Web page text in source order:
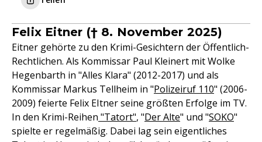
Felix Eitner († 8. November 2025)
Eitner gehörte zu den Krimi-Gesichtern der Öffentlich-
Rechtlichen. Als Kommissar Paul Kleinert mit Wolke
Hegenbarth in "Alles Klara" (2012-2017) und als
Kommissar Markus Tellheim in "Polizeiruf 110" (2006-
2009) feierte Felix EItner seine größten Erfolge im TV.
In den Krimi-Reihen "Tatort", "Der Alte" und "SOKO"
spielte er regelmäßig. Dabei lag sein eigentliches